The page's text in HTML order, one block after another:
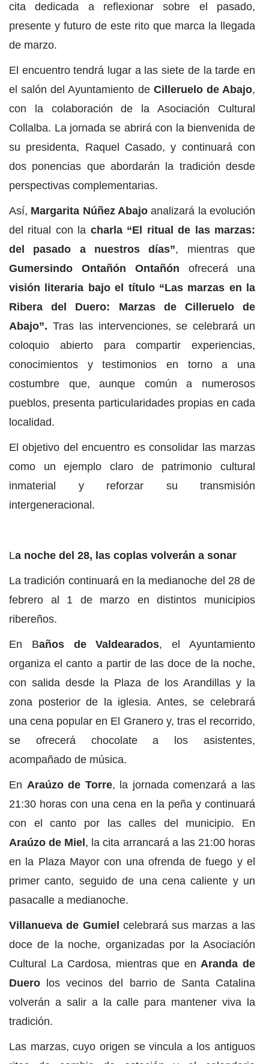
cita dedicada a reflexionar sobre el pasado,
presente y futuro de este rito que marca la llegada
de marzo.
El encuentro tendrá lugar a las siete de la tarde en
el salón del Ayuntamiento de Cilleruelo de Abajo,
con la colaboración de la Asociación Cultural
Collalba. La jornada se abrirá con la bienvenida de
su presidenta, Raquel Casado, y continuará con
dos ponencias que abordarán la tradición desde
perspectivas complementarias.
Así, Margarita Núñez Abajo analizará la evolución
del ritual con la charla “El ritual de las marzas:
del pasado a nuestros días”, mientras que
Gumersindo Ontañón Ontañón ofrecerá una
visión literaria bajo el título “Las marzas en la
Ribera del Duero: Marzas de Cilleruelo de
Abajo”. Tras las intervenciones, se celebrará un
coloquio abierto para compartir experiencias,
conocimientos y testimonios en torno a una
costumbre que, aunque común a numerosos
pueblos, presenta particularidades propias en cada
localidad.
El objetivo del encuentro es consolidar las marzas
como un ejemplo claro de patrimonio cultural
inmaterial y reforzar su transmisión
intergeneracional.
La noche del 28, las coplas volverán a sonar
La tradición continuará en la medianoche del 28 de
febrero al 1 de marzo en distintos municipios
ribereños.
En Baños de Valdearados, el Ayuntamiento
organiza el canto a partir de las doce de la noche,
con salida desde la Plaza de los Arandillas y la
zona posterior de la iglesia. Antes, se celebrará
una cena popular en El Granero y, tras el recorrido,
se ofrecerá chocolate a los asistentes,
acompañado de música.
En Araúzo de Torre, la jornada comenzará a las
21:30 horas con una cena en la peña y continuará
con el canto por las calles del municipio. En
Araúzo de Miel , la cita arrancará a las 21:00 horas
en la Plaza Mayor con una ofrenda de fuego y el
primer canto, seguido de una cena caliente y un
pasacalle a medianoche.
Villanueva de Gumiel celebrará sus marzas a las
doce de la noche, organizadas por la Asociación
Cultural La Cardosa, mientras que enAranda de
Duero
los vecinos del barrio de Santa Catalina
volverán a salir a la calle para mantener viva la
tradición.
Las marzas, cuyo origen se vincula a los antiguos